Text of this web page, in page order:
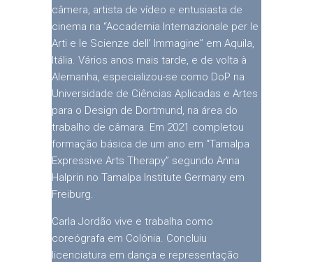
câmera, artista de vídeo e entusiasta de
cinema na “Accademia Internazionale per le
Arti e le Scienze dell’ Immagine” em Aquila,
Itália. Vários anos mais tarde, e de volta à
Alemanha, especializou-se como DoP na
Universidade de Ciências Aplicadas e Artes
para o Design de Dortmund, na área do
trabalho de câmara. Em 2021 completou
formação básica de um ano em “Tamalpa
Expressive Arts Therapy” segundo Anna
Halprin no Tamalpa Institute Germany em
Freiburg.
Carla Jordão vive e trabalha como
coreógrafa em Colónia. Concluiu
licenciatura em dança e representação